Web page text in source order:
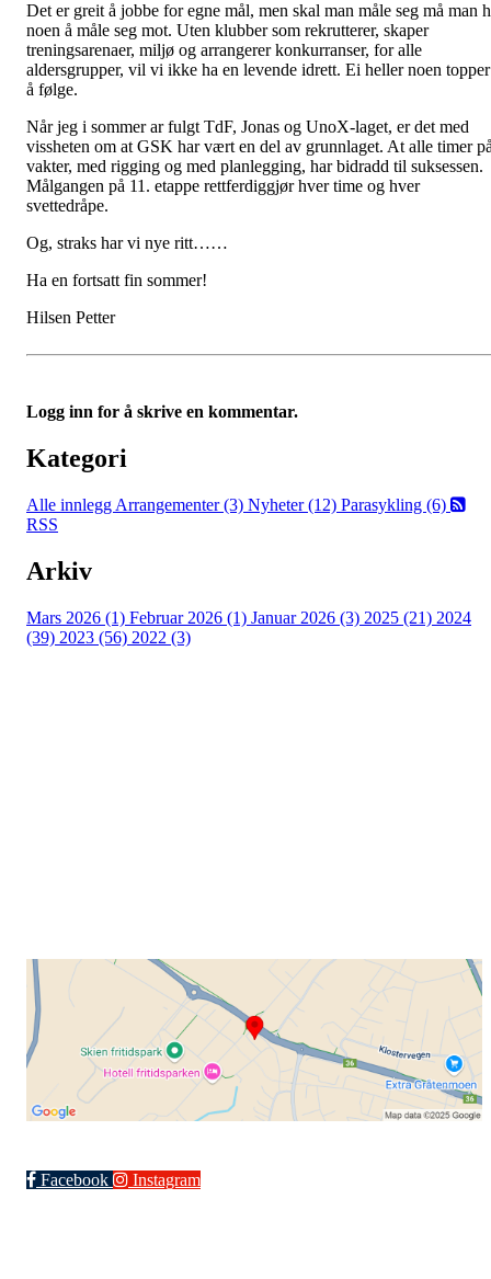
Det er greit å jobbe for egne mål, men skal man måle seg må man
noen å måle seg mot. Uten klubber som rekrutterer, skaper
treningsarenaer, miljø og arrangerer konkurranser, for alle
aldersgrupper, vil vi ikke ha en levende idrett. Ei heller noen topper
å følge.
Når jeg i sommer ar fulgt TdF, Jonas og UnoX-laget, er det med
vissheten om at GSK har vært en del av grunnlaget. At alle timer
vakter, med rigging og med planlegging, har bidradd til suksessen.
Målgangen på 11. etappe rettferdiggjør hver time og hver
svettedråpe.
Og, straks har vi nye ritt……
Ha en fortsatt fin sommer!
Hilsen Petter
Logg inn for å skrive en kommentar.
Kategori
Alle innlegg Arrangementer (3) Nyheter (12) Parasykling (6)
RSS
Arkiv
Mars 2026 (1) Februar 2026 (1) Januar 2026 (3) 2025 (21) 2024
(39) 2023 (56) 2022 (3)
Facebook Instagram